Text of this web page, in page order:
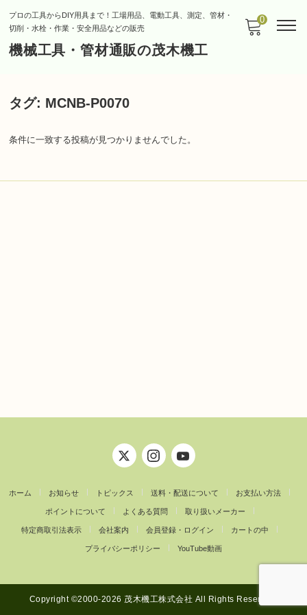
プロの工具からDIY用具まで！工場用品、電動工具、測定、管材・
切削・水栓・作業・安全用品などの販売
機械工具・管材通販の茂木機工
0
タグ: MCNB-P0070
条件に一致する投稿が見つかりませんでした。
ホーム お知らせ トピックス 送料・配送について お支払い方法
ポイントについて よくある質問 取り扱いメーカー
特定商取引法表示 会社案内 会員登録・ログイン カートの中
プライバシーポリシー YouTube動画
Copyright ©︎2000-2026 茂木機工株式会社 All Rights Reserved.